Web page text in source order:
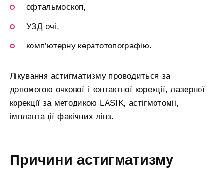
офтальмоскоп,
УЗД очі,
комп’ютерну кератотопографію.
Лікування астигматизму проводиться за
допомогою очкової і контактної корекції, лазерної
корекції за методикою LASIK, астігмотоміі,
імплантації факічних лінз.
Причини астигматизму